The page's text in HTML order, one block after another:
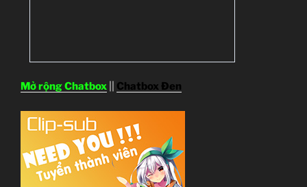
Mở rộng Chatbox Chatbox Đen